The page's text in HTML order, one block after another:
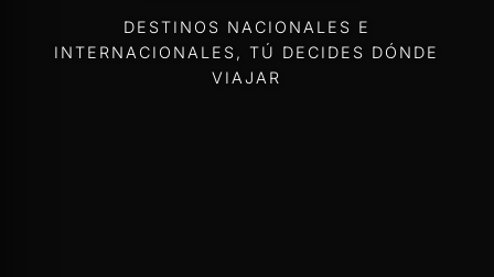
DESTINOS NACIONALES E
INTERNACIONALES, TÚ DECIDES DÓNDE
VIAJAR